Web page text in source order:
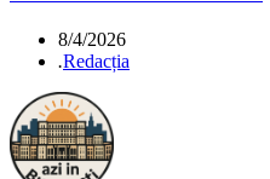
8/4/2026
.Redacția